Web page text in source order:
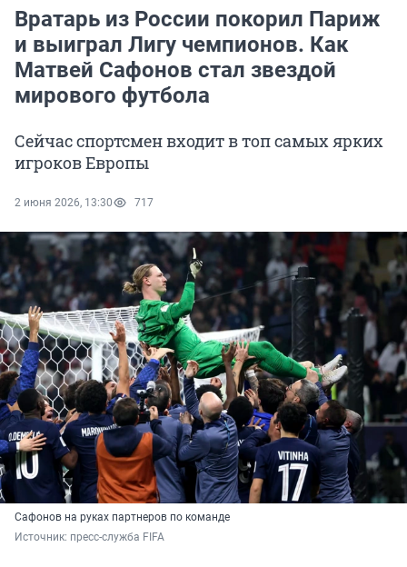
Вратарь из России покорил Париж
и выиграл Лигу чемпионов. Как
Матвей Сафонов стал звездой
мирового футбола
Сейчас спортсмен входит в топ самых ярких
игроков Европы
2 июня 2026, 13:30 717
Сафонов на руках партнеров по команде
Источник: пресс-служба FIFA